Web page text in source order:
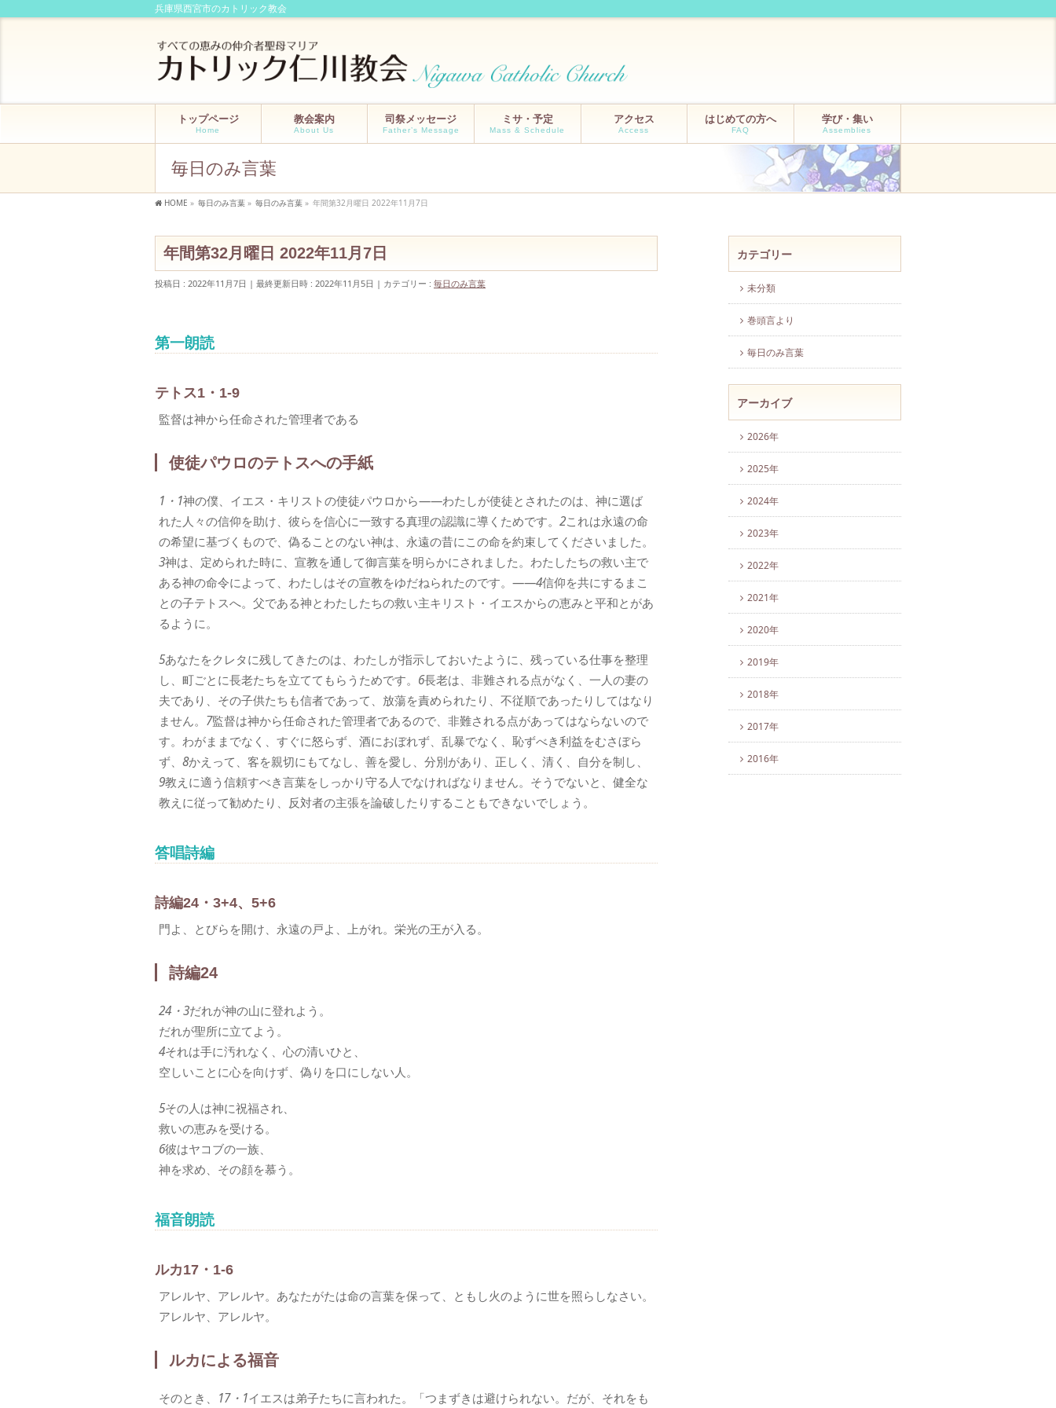
兵庫県西宮市のカトリック教会
トップページ
Home
教会案内
About Us
司祭メッセージ
Father’s Message
ミサ・予定
Mass & Schedule
アクセス
Access
はじめての方へ
FAQ
学び・集い
Assemblies
毎日のみ言葉
HOME » 毎日のみ言葉 » 毎日のみ言葉 » 年間第32月曜日 2022年11月7日
年間第32月曜日 2022年11月7日
投稿日 : 2022年11月7日 最終更新日時 : 2022年11月5日 カテゴリー : 毎日のみ言葉
第一朗読
テトス1・1-9
監督は神から任命された管理者である
使徒パウロのテトスへの手紙
1・1神の僕、イエス・キリストの使徒パウロから――わたしが使徒とされたのは、神に選ば
れた人々の信仰を助け、彼らを信心に一致する真理の認識に導くためです。 2これは永遠の命
の希望に基づくもので、偽ることのない神は、永遠の昔にこの命を約束してくださいました。
3神は、定められた時に、宣教を通して御言葉を明らかにされました。わたしたちの救い主で
ある神の命令によって、わたしはその宣教をゆだねられたのです。――4信仰を共にするまこ
との子テトスへ。父である神とわたしたちの救い主キリスト・イエスからの恵みと平和とがあ
るように。
5あなたをクレタに残してきたのは、わたしが指示しておいたように、残っている仕事を整理
し、町ごとに長老たちを立ててもらうためです。 6長老は、非難される点がなく、一人の妻の
夫であり、その子供たちも信者であって、放蕩を責められたり、不従順であったりしてはなり
ません。 7監督は神から任命された管理者であるので、非難される点があってはならないので
す。わがままでなく、すぐに怒らず、酒におぼれず、乱暴でなく、恥ずべき利益をむさぼら
ず、 8かえって、客を親切にもてなし、善を愛し、分別があり、正しく、清く、自分を制し、
9教えに適う信頼すべき言葉をしっかり守る人でなければなりません。そうでないと、健全な
教えに従って勧めたり、反対者の主張を論破したりすることもできないでしょう。
答唱詩編
詩編24・3+4、5+6
門よ、とびらを開け、永遠の戸よ、上がれ。栄光の王が入る。
詩編24
24・3だれが神の山に登れよう。
だれが聖所に立てよう。
4それは手に汚れなく、心の清いひと、
空しいことに心を向けず、偽りを口にしない人。
5その人は神に祝福され、
救いの恵みを受ける。
6彼はヤコブの一族、
神を求め、その顔を慕う。
福音朗読
ルカ17・1-6
アレルヤ、アレルヤ。あなたがたは命の言葉を保って、ともし火のように世を照らしなさい。
アレルヤ、アレルヤ。
ルカによる福音
そのとき、 17・1イエスは弟子たちに言われた。「つまずきは避けられない。だが、それをも
カテゴリー
未分類
巻頭言より
毎日のみ言葉
アーカイブ
2026年
2025年
2024年
2023年
2022年
2021年
2020年
2019年
2018年
2017年
2016年